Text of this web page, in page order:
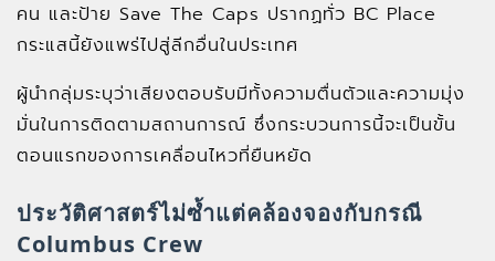
คน และป้าย Save The Caps ปรากฏทั่ว BC Place
กระแสนี้ยังแพร่ไปสู่ลีกอื่นในประเทศ
ผู้นำกลุ่มระบุว่าเสียงตอบรับมีทั้งความตื่นตัวและความมุ่ง
มั่นในการติดตามสถานการณ์ ซึ่งกระบวนการนี้จะเป็นขั้น
ตอนแรกของการเคลื่อนไหวที่ยืนหยัด
ประวัติศาสตร์ไม่ซ้ำแต่คล้องจองกับกรณี
Columbus Crew